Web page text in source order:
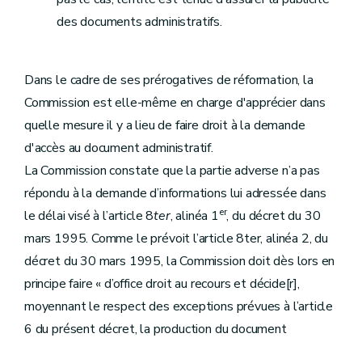
des documents administratifs.
Dans le cadre de ses prérogatives de réformation, la
Commission est elle-même en charge d'apprécier dans
quelle mesure il y a lieu de faire droit à la demande
d'accès au document administratif.
La Commission constate que la partie adverse n’a pas
répondu à la demande d’informations lui adressée dans
le délai visé à l’article 8ter, alinéa 1er, du décret du 30
mars 1995. Comme le prévoit l’article 8ter, alinéa 2, du
décret du 30 mars 1995, la Commission doit dès lors en
principe faire « d’office droit au recours et décide[r],
moyennant le respect des exceptions prévues à l’article
6 du présent décret, la production du document